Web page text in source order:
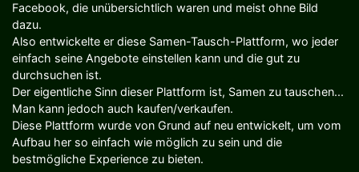
Facebook, die unübersichtlich waren und meist ohne Bild
dazu.
Also entwickelte er diese Samen-Tausch-Plattform, wo jeder
einfach seine Angebote einstellen kann und die gut zu
durchsuchen ist.
Der eigentliche Sinn dieser Plattform ist, Samen zu tauschen...
Man kann jedoch auch kaufen/verkaufen.
Diese Plattform wurde von Grund auf neu entwickelt, um vom
Aufbau her so einfach wie möglich zu sein und die
bestmögliche Experience zu bieten.